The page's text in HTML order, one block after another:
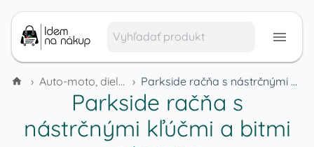
› Auto-moto, dielňa a náradie › Parkside račňa s nástrčnými kľúčmi a bitmi súprava
Parkside račňa s
nástrčnými kľúčmi a bitmi